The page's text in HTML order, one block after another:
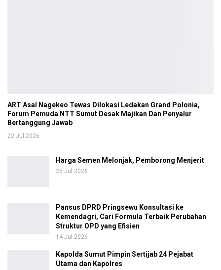
ART Asal Nagekeo Tewas Dilokasi Ledakan Grand Polonia,
Forum Pemuda NTT Sumut Desak Majikan Dan Penyalur
Bertanggung Jawab
22 Jul 2026
Harga Semen Melonjak, Pemborong Menjerit
25 Jul 2026
Pansus DPRD Pringsewu Konsultasi ke
Kemendagri, Cari Formula Terbaik Perubahan
Struktur OPD yang Efisien
14 Jul 2026
Kapolda Sumut Pimpin Sertijab 24 Pejabat
Utama dan Kapolres